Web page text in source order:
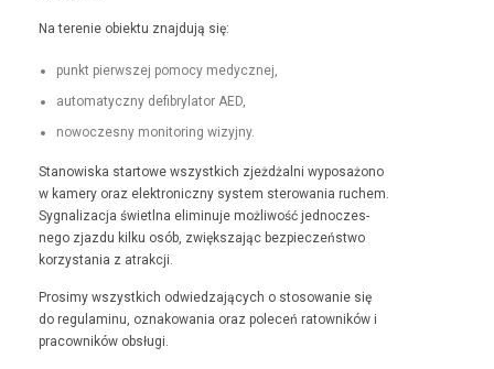
Na tere­nie obiek­tu zna­j­du­ją się:
punkt pier­wszej pomo­cy medycznej,
automaty­czny defi­bry­la­tor AED,
nowoczes­ny mon­i­tor­ing wizyjny.
Stanowiska star­towe wszys­t­kich zjeżdżal­ni wyposażono
w kamery oraz elek­tron­iczny sys­tem sterowa­nia ruchem.
Syg­nal­iza­c­ja świ­etl­na elimin­u­je możli­wość jed­noczes­
nego zjaz­du kilku osób, zwięk­sza­jąc bez­pieczeńst­wo
korzys­ta­nia z atrakcji.
Prosimy wszys­t­kich odwiedza­ją­cych o stosowanie się
do reg­u­laminu, oznakowa­nia oraz pole­ceń ratown­ików i
pra­cown­ików obsługi.